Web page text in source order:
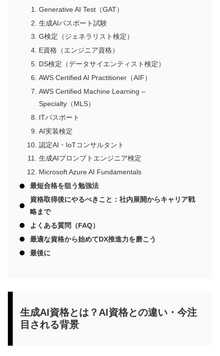
Generative AI Test（GAT）
生成AIパスポート試験
G検定（ジェネラリスト検定）
E資格（エンジニア資格）
DS検定（データサイエンティスト検定）
AWS Certified AI Practitioner（AIF）
AWS Certified Machine Learning –
Specialty（MLS）
ITパスポート
AI実装検定
認定AI・IoTコンサルタント
生成AIプロンプトエンジニア検定
Microsoft Azure AI Fundamentals
最短合格を狙う勉強法
資格取得後にやるべきこと：社内展開からキャリア戦
略まで
よくある質問（FAQ）
最適な資格から始めてDX推進力を磨こう
最後に
生成AI資格とは？AI資格との違い・今注
目される背景